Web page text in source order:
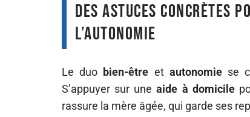
Des astuces concrètes
l’autonomie
Le duo bien-être et autonomiese
S’appuyer sur uneaide à domicile
rassure la mère âgée, qui garde ses